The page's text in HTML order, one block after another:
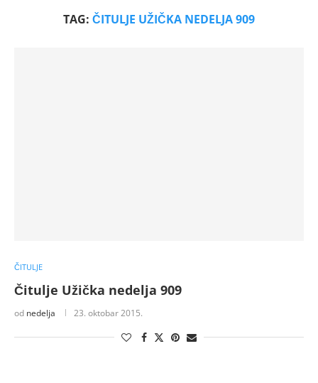
TAG: ČITULJE UŽIČKA NEDELJA 909
ČITULJE
Čitulje Užička nedelja 909
od nedelja 23. oktobar 2015.